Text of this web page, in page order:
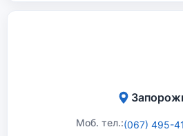
Моб. тел.:(067) 495-